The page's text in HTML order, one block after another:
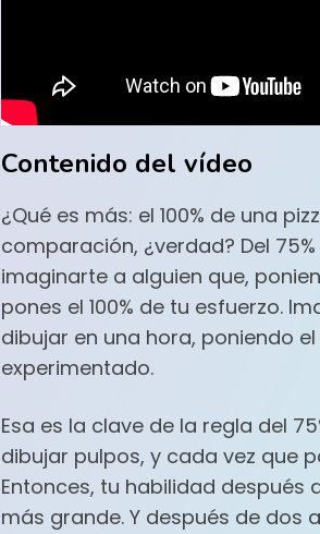
Contenido del vídeo
¿Qué es más: el 100% de una
comparación, ¿verdad? Del
imaginarte a alguien que,
pones el 100% de tu esfuerzo.
dibujar en una hora, poniendo
experimentado.
Esa es la clave de la regla del
dibujar pulpos, y cada vez que
Entonces, tu habilidad después
más grande. Y después de dos